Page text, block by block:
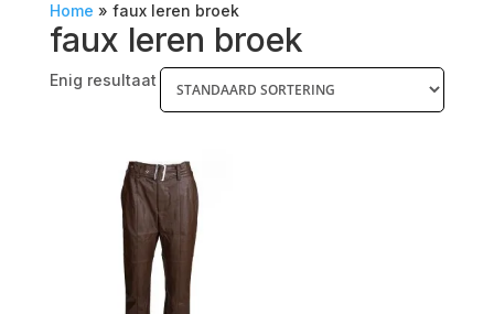
Home » faux leren broek
faux leren broek
Enig resultaat